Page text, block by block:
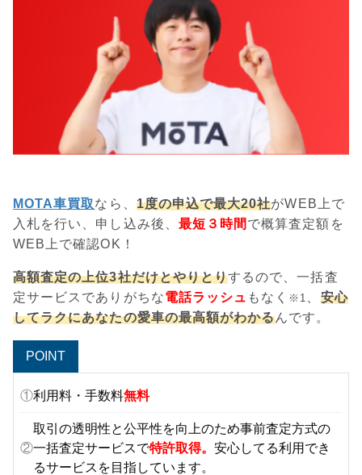
MOTA車買取なら、 1度の申込で最大20社がWEB上で
入札を行い、申し込み後、 最短３時間 で概算査定額を
WEB上で確認OK！
高額査定の上位3社だけとやりとりするので、一括査
定サービスでありがちな電話ラッシュ もなく ※1
安心
してラクにあなたの愛車の最高額がわかるんです。
POINT
①利用料・手数料無料
②
取引の透明性と公平性を向上のため事前査定方式の
一括査定サービスで特許取得。 安心してる利用でき
るサービスを目指しています。